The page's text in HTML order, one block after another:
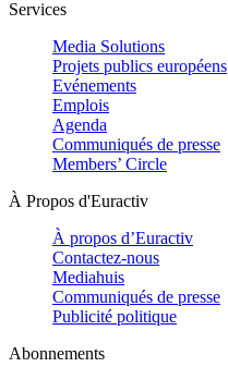
Services
Media Solutions
Projets publics européens
Evénements
Emplois
Agenda
Communiqués de presse
Members’ Circle
À Propos d'Euractiv
À propos d’Euractiv
Contactez-nous
Mediahuis
Communiqués de presse
Publicité politique
Abonnements